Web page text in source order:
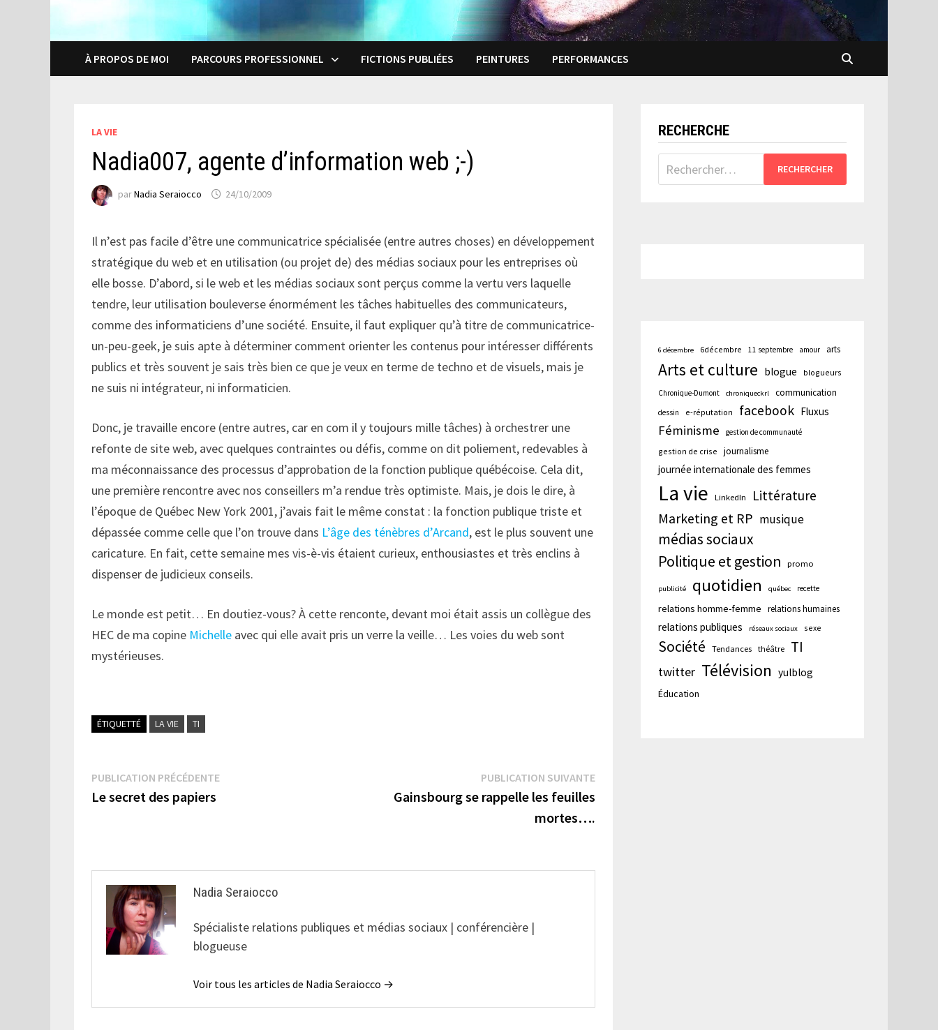
À PROPOS DE MOI PARCOURS PROFESSIONNEL FICTIONS PUBLIÉES PEINTURES PERFORMANCES
LA VIE
Nadia007, agente d’information web ;-)
parNadia Seraiocco 24/10/2009
Il n’est pas facile d’être une communicatrice spécialisée (entre autres choses) en développement
stratégique du web et en utilisation (ou projet de) des médias sociaux pour les entreprises où
elle bosse. D’abord, si le web et les médias sociaux sont perçus comme la vertu vers laquelle
tendre, leur utilisation bouleverse énormément les tâches habituelles des communicateurs,
comme des informaticiens d’une société. Ensuite, il faut expliquer qu’à titre de communicatrice-
un-peu-geek, je suis apte à déterminer comment orienter les contenus pour intéresser différents
publics et très souvent je sais très bien ce que je veux en terme de techno et de visuels, mais je
ne suis ni intégrateur, ni informaticien.
Donc, je travaille encore (entre autres, car en com il y toujours mille tâches) à orchestrer une
refonte de site web, avec quelques contraintes ou défis, comme on dit poliement, redevables à
ma méconnaissance des processus d’approbation de la fonction publique québécoise. Cela dit,
une première rencontre avec nos conseillers m’a rendue très optimiste. Mais, je dois le dire, à
l’époque de Québec New York 2001, j’avais fait le même constat : la fonction publique triste et
dépassée comme celle que l’on trouve dans L’âge des ténèbres d’Arcand, est le plus souvent une
caricature. En fait, cette semaine mes vis-è-vis étaient curieux, enthousiastes et très enclins à
dispenser de judicieux conseils.
Le monde est petit… En doutiez-vous? À cette renconte, devant moi était assis un collègue des
HEC de ma copine Michelle avec qui elle avait pris un verre la veille… Les voies du web sont
mystérieuses.
ÉTIQUETTÉ LA VIE TI
Navigation
de
PUBLICATION PRÉCÉDENTEPublication
Le secret des papiers
PUBLICATION SUIVANTEPublication
Gainsbourg se rappelle les feuilles
mortes….
Nadia Seraiocco
Spécialiste relations publiques et médias sociaux | conférencière |
blogueuse
Voir tous les articles de Nadia Seraiocco →
RECHERCHE
Rechercher :
6 décembre 6décembre 11 septembre amour arts
Arts et culture blogue blogueurs
Chronique-Dumont chroniqueckrl communication
dessin e-réputation facebook Fluxus
Féminisme gestion de communauté
gestion de crise journalisme
journée internationale des femmes
La vie LinkedIn Littérature
Marketing et RP musique
médias sociaux
Politique et gestion
promo
publicité quotidien québec recette
relations homme-femme relations humaines
relations publiques réseaux sociaux sexe
Société Tendances théâtre TI
twitter Télévision yulblog
Éducation